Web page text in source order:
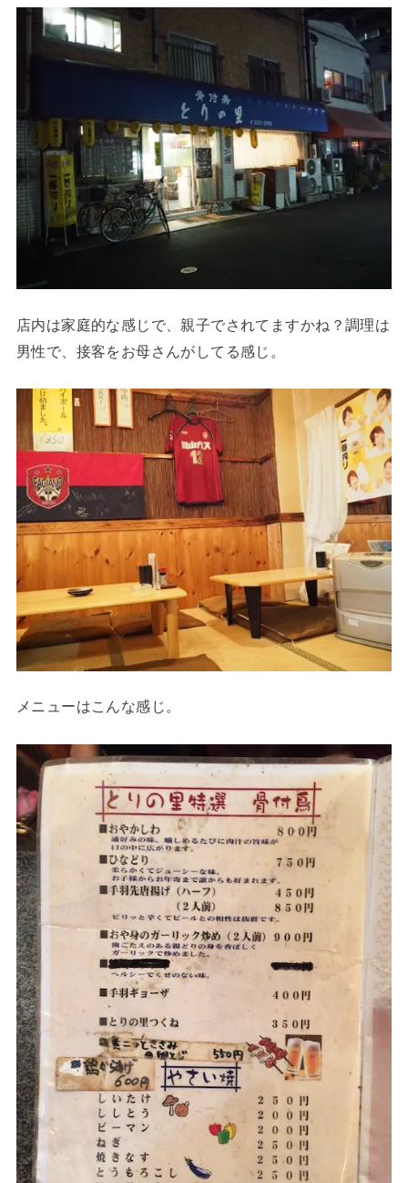
店内は家庭的な感じで、親子でされてますかね？調理は
男性で、接客をお母さんがしてる感じ。
メニューはこんな感じ。